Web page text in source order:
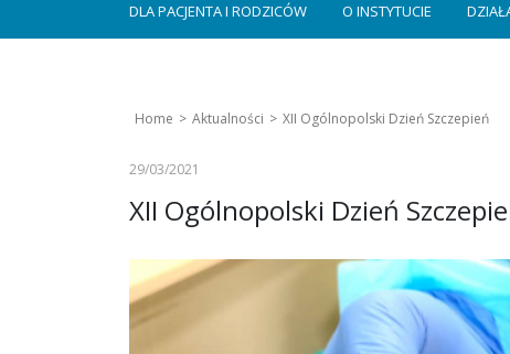
DLA PACJENTA I RODZICÓW O INSTYTUCIE
Home Aktualności XII Ogólnopolski Dzień Szczepień
29/03/2021
XII Ogólnopolski Dzień